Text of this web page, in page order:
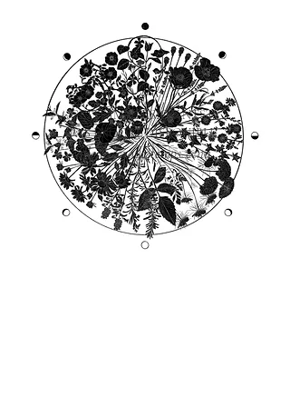
CETTE IMMERSION N'EST
PAS ENCORE DISPONIBLE
...elle le sera le temps venu...